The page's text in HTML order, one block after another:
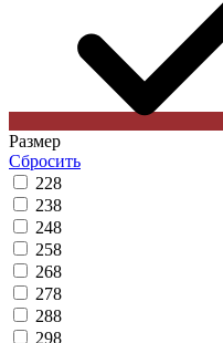
Размер
Сбросить
228
238
248
258
268
278
288
298